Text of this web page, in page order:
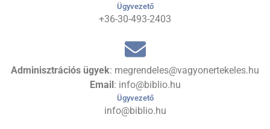
Ügyvezető
+36-30-493-2403
Adminisztrációs ügyek: megrendeles@vagyonertekeles.hu
Email : info@biblio.hu
Ügyvezető
info@biblio.hu